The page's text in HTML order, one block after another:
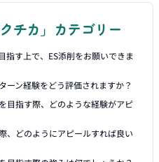
チカ」カテゴリー
指す上で、ES添削をお願いできま
ーン経験をどう評価されますか？
目指す際、どのような経験がアピ
、どのようにアピールすれば良い